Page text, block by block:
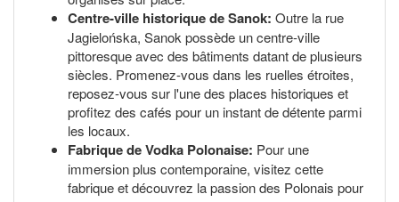
Centre-ville historique de Sanok: Outre la rue
Jagielońska, Sanok possède un centre-ville
pittoresque avec des bâtiments datant de plusieurs
siècles. Promenez-vous dans les ruelles étroites,
reposez-vous sur l'une des places historiques et
profitez des cafés pour un instant de détente parmi
les locaux.
Fabrique de Vodka Polonaise: Pour une
immersion plus contemporaine, visitez cette
fabrique et découvrez la passion des Polonais pour